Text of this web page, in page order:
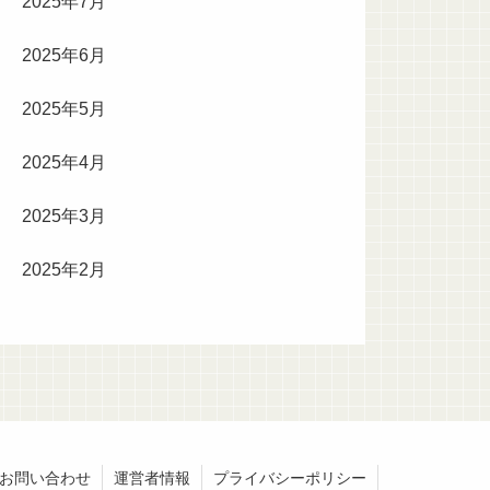
2025年6月
2025年5月
2025年4月
2025年3月
2025年2月
お問い合わせ 運営者情報 プライバシーポリシー